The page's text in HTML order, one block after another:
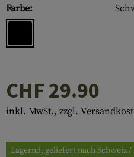
Farbe:
CHF 29.90
inkl. MwSt., zzgl.
Lagernd, geliefert nach Schweiz